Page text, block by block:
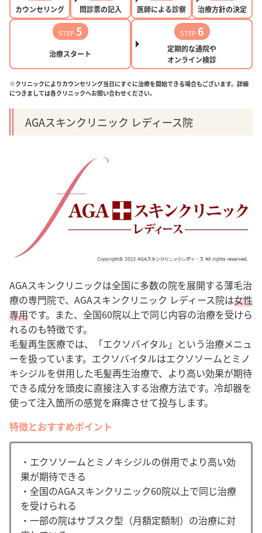
カウンセリング 問診票の記入 医師による診察 治療方針の決定
STEP 5
治療スタート
STEP 6
定期的な通院や
オンライン検診
※クリニックによりカウンセリング当日にすぐに治療を開始できる場合もございます。詳細
につきましては各クリニックへお問い合わせください。
AGAスキンクリニック レディース院
AGAスキンクリニックは全国に多数の院を展開する薄毛治
療の専門院で、AGAスキンクリニック レディース院は女性
専用です。また、全国60院以上で同じ内容の治療を受けら
れるのも特徴です。
毛髪再生医療では、「エクソバイタル」という治療メニュ
ーを扱っています。 エクソバイタルはエクソソームとミノ
キシジルを併用した毛髪再生治療で、より高い効果が期待
できる成分を頭皮に直接注入する治療方法です。 冷却器を
使って注入箇所の感覚を麻痺させて投与します。
特徴とおすすめポイント
・エクソソームとミノキシジルの併用でより高い効
果が期待できる
・全国のAGAスキンクリニック60院以上で同じ治療
を受けられる
・一部の院はサブスク型（月額定額制）の治療に対